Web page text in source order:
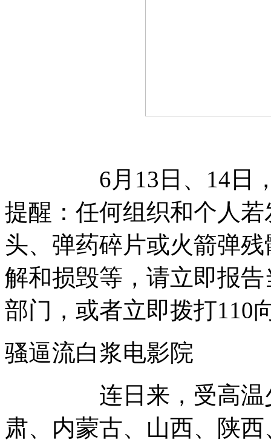
6月13日、14日，河
提醒：任何组织和个人
头、弹药碎片或火箭弹
解和损毁等，请立即报
部门，或者立即拨打110
骚逼流白浆电影院
连日来，受高温少
肃、内蒙古、山西、陕